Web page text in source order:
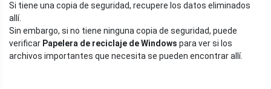
Si tiene una copia de seguridad, recupere los datos eliminados
allí.
Sin embargo, si no tiene ninguna copia de seguridad, puede
verificar Papelera de reciclaje de Windows para ver si los
archivos importantes que necesita se pueden encontrar allí.